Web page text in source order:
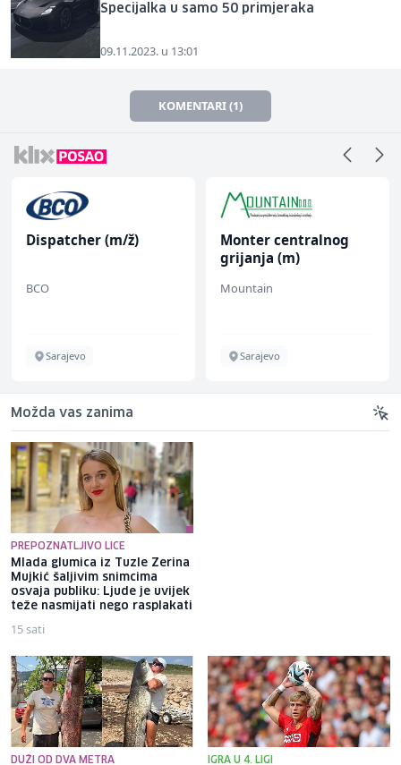
Specijalka u samo 50 primjeraka
09.11.2023. u 13:01
KOMENTARI (1)
Dispatcher (m/ž)
BCO
Sarajevo
Monter centralnog
grijanja (m)
Mountain
Sarajevo
Možda vas zanima
PREPOZNATLJIVO LICE
Mlada glumica iz Tuzle Zerina
Mujkić šaljivim snimcima
osvaja publiku: Ljude je uvijek
teže nasmijati nego rasplakati
15 sati
DUŽI OD DVA METRA IGRA U 4. LIGI